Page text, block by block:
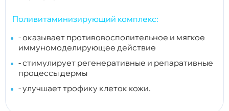
Поливитаминизирующий комплекс:
- оказывает противовосполительное и мягкое
иммуномоделирующее действие
- стимулирует регенеративные и репаративные
процессы дермы
- улучшает трофику клеток кожи.